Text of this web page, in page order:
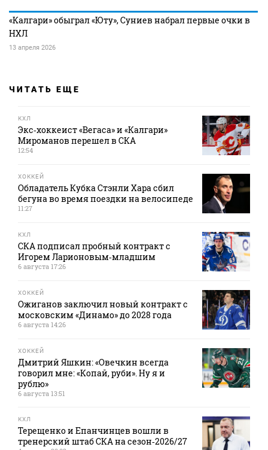
«Калгари» обыграл «Юту», Суниев набрал первые очки в
НХЛ
13 апреля 2026
ЧИТАТЬ ЕЩЕ
КХЛ
Экс‑хоккеист «Вегаса» и «Калгари»
Мироманов перешел в СКА
12:54
ХОККЕЙ
Обладатель Кубка Стэнли Хара сбил
бегуна во время поездки на велосипеде
11:27
КХЛ
СКА подписал пробный контракт с
Игорем Ларионовым‑младшим
6 августа 17:26
ХОККЕЙ
Ожиганов заключил новый контракт с
московским «Динамо» до 2028 года
6 августа 14:26
ХОККЕЙ
Дмитрий Яшкин: «Овечкин всегда
говорил мне: «Копай, руби». Ну я и
рублю»
6 августа 13:51
КХЛ
Терещенко и Епанчинцев вошли в
тренерский штаб СКА на сезон‑2026/27